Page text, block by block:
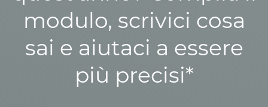
modulo, scrivici cosa
sai e aiutaci a essere
più precisi*